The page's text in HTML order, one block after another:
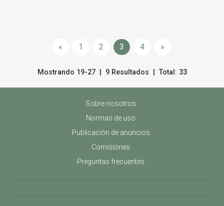
« 1 2 3 4 »
Mostrando 19-27 | 9 Resultados | Total: 33
Sobre nosotros
Normas de uso
Publicación de anuncios
Comisiones
Preguntas frecuentes